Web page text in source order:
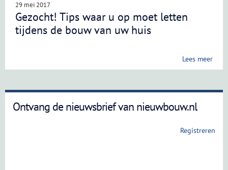
29 mei 2017
Gezocht! Tips waar u op moet letten
tijdens de bouw van uw huis
Lees meer
Ontvang de nieuwsbrief van nieuwbouw.nl
Registreren